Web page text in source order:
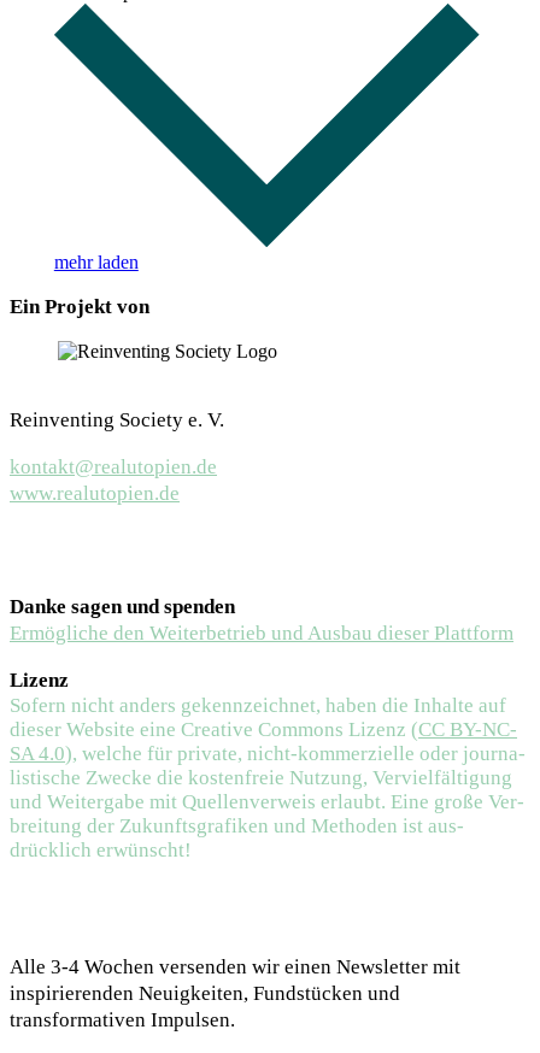
mehr laden
Ein Projekt von
Reinventing Society e. V.
kontakt@realutopien.de
www.realutopien.de
Danke sagen und spenden
Ermögliche den Weiterbetrieb und Ausbau dieser Plattform
Lizenz
Sofern nicht anders gekenn­zeichnet, haben die Inhalte auf
dieser Website eine Creative Commons Lizenz (CC BY-NC-
SA 4.0), welche für private, nicht-kommer­zielle oder journa­­
listische Zwecke die kosten­freie Nutzung, Ver­viel­­fälti­gung
und Weiter­gabe mit Quellen­verweis erlaubt. Eine große Ver­
breitung der Zukunftsgrafiken und Methoden ist aus­
drücklich erwünscht!
Alle 3-4 Wochen versenden wir einen Newsletter mit
inspirierenden Neuigkeiten, Fundstücken und
transformativen Impulsen.